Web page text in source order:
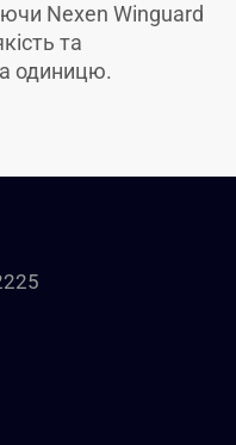
Nexen Winguard
та
одиницю.